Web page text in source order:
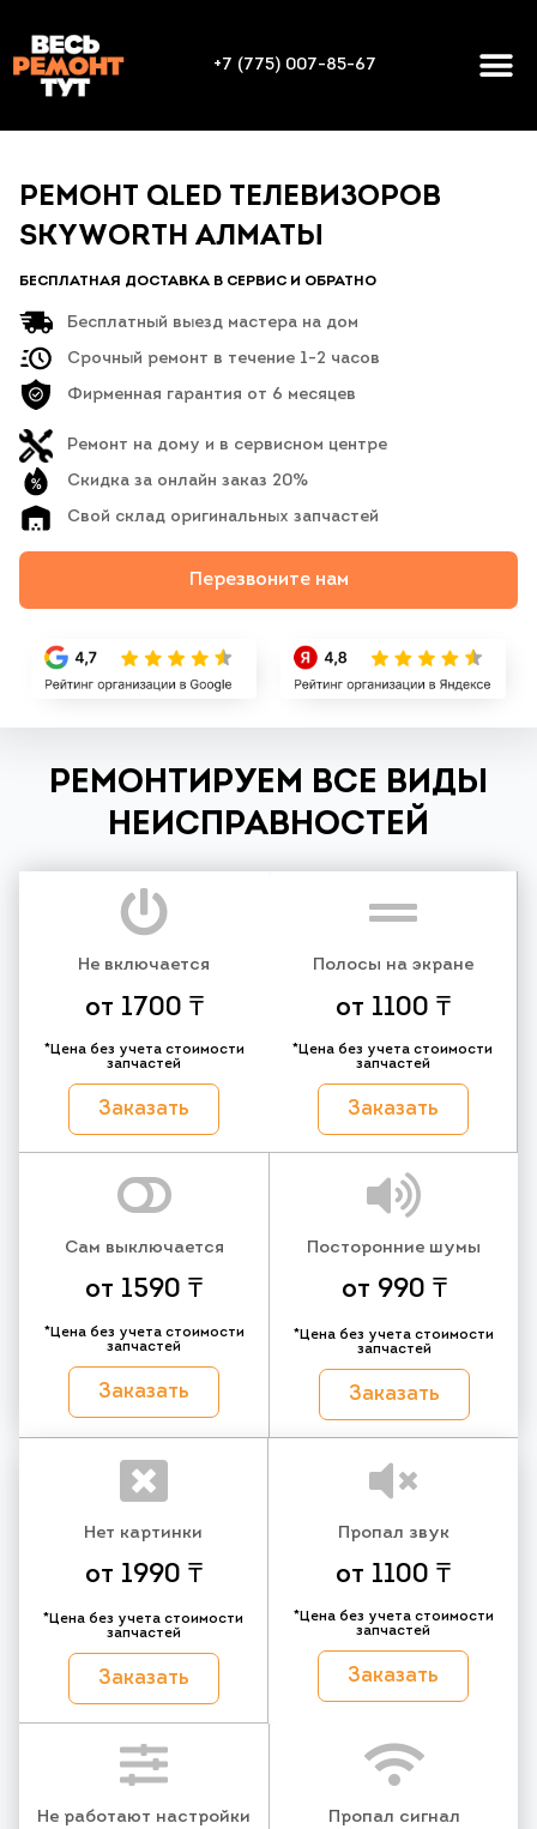
+7 (775) 007-85-67
РЕМОНТ QLED ТЕЛЕВИЗОРОВ
SKYWORTH АЛМАТЫ
БЕСПЛАТНАЯ ДОСТАВКА В СЕРВИС И ОБРАТНО
Бесплатный выезд мастера на дом
Срочный ремонт в течение 1-2 часов
Фирменная гарантия от 6 месяцев
Ремонт на дому и в сервисном центре
Скидка за онлайн заказ 20%
Свой склад оригинальных запчастей
Перезвоните нам
РЕМОНТИРУЕМ ВСЕ ВИДЫ
НЕИСПРАВНОСТЕЙ
Не включается
от 1700 ₸
*Цена без учета стоимости
запчастей
Заказать
Полосы на экране
от 1100 ₸
*Цена без учета стоимости
запчастей
Заказать
Сам выключается
от 1590 ₸
*Цена без учета стоимости
запчастей
Заказать
Посторонние шумы
от 990 ₸
*Цена без учета стоимости
запчастей
Заказать
Нет картинки
от 1990 ₸
*Цена без учета стоимости
запчастей
Заказать
Пропал звук
от 1100 ₸
*Цена без учета стоимости
запчастей
Заказать
Не работают настройки Пропал сигнал